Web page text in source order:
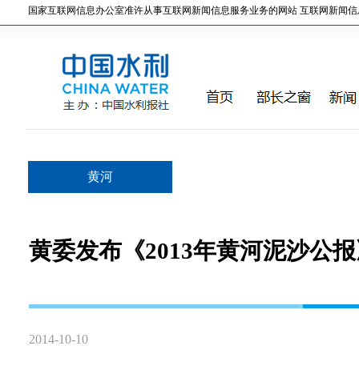
国家互联网信息办公室准许从事互联网新闻信息服务业务的网站 互联网新闻信
黄河
黄委发布《2013年黄河泥沙公
2014-10-10